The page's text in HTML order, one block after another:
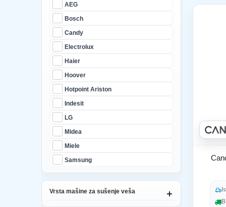
AEG
Bosch
Candy
Electrolux
Haier
Hoover
Hotpoint Ariston
Indesit
LG
Midea
Miele
Samsung
Vrsta mašine za sušenje veša